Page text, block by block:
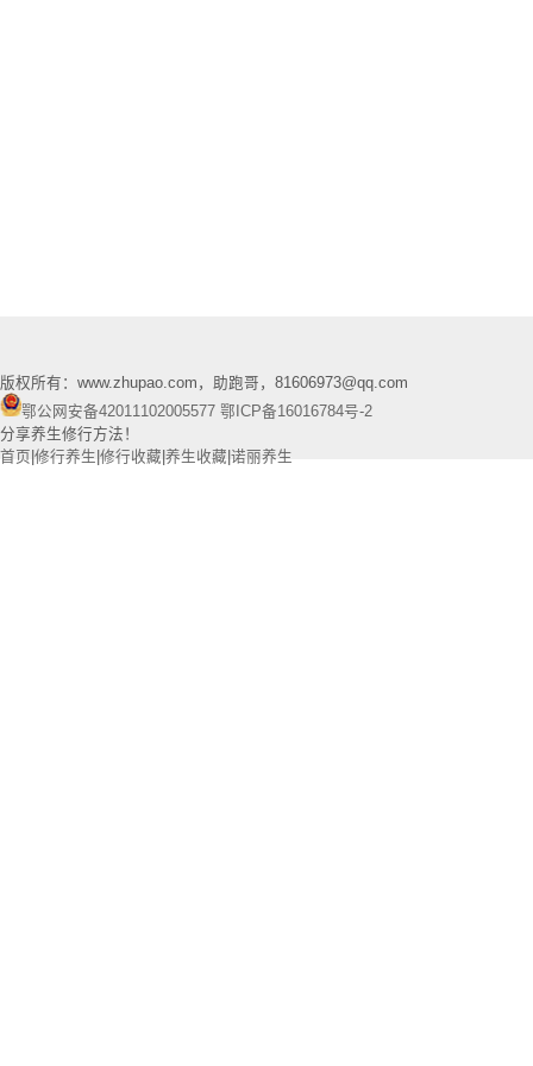
版权所有：www.zhupao.com，助跑哥，81606973@qq.com
鄂公网安备42011102005577 鄂ICP备16016784号-2
分享养生修行方法！
首页 修行养生 修行收藏 养生收藏 诺丽养生